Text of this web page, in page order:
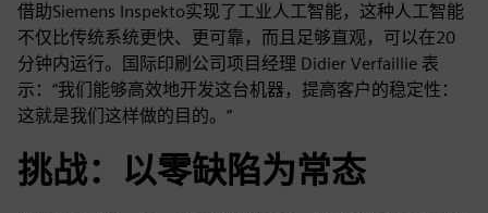
借助Siemens Inspekto实现了工业人工智能，这种人工智能
不仅比传统系统更快、更可靠，而且足够直观，可以在20
分钟内运行。国际印刷公司项目经理 Didier Verfaillie 表
示：“我们能够高效地开发这台机器，提高客户的稳定性：
这就是我们这样做的目的。”
挑战：以零缺陷为常态